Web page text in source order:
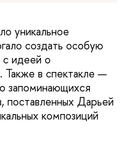
уникальное
создать особую
с идеей о
в спектакле —
запоминающихся
поставленных Дарьей
композиций